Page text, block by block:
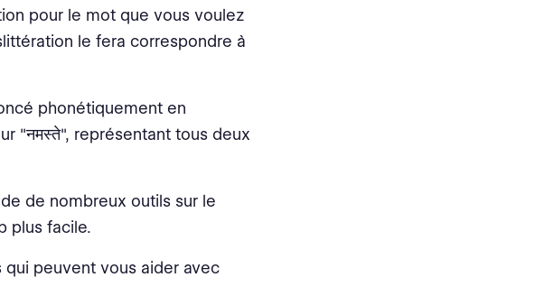
pour le mot que vous voulez
le fera correspondre à
phonétiquement en
"नमस्ते", représentant tous deux
de nombreux outils sur le
plus facile.
peuvent vous aider avec